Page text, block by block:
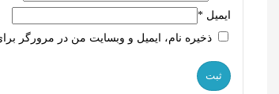
ایمیل *
ذخیره نام، ایمیل و وبسایت من در مرورگر